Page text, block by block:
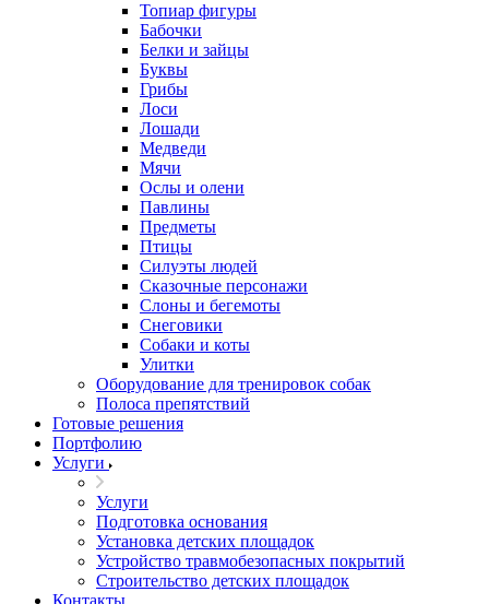
Топиар фигуры
Бабочки
Белки и зайцы
Буквы
Грибы
Лоси
Лошади
Медведи
Мячи
Ослы и олени
Павлины
Предметы
Птицы
Силуэты людей
Сказочные персонажи
Слоны и бегемоты
Снеговики
Собаки и коты
Улитки
Оборудование для тренировок собак
Полоса препятствий
Готовые решения
Портфолию
Услуги
Услуги
Подготовка основания
Установка детских площадок
Устройство травмобезопасных покрытий
Строительство детских площадок
Контакты